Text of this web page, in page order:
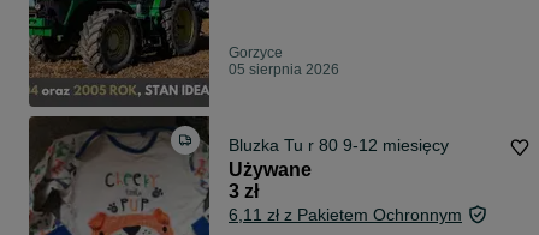
Gorzyce
05 sierpnia 2026
Bluzka Tu r 80 9-12 miesięcy
Używane
3 zł
6,11 zł z Pakietem Ochronnym